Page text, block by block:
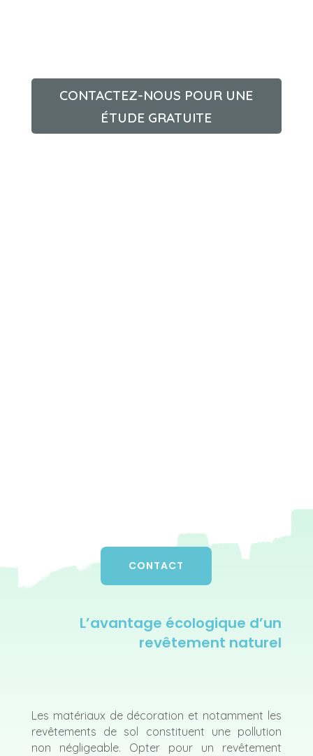
CONTACTEZ-NOUS POUR UNE
ÉTUDE GRATUITE
CONTACT
L’avantage écologique d’un
revêtement naturel
Les matériaux de décoration et notamment les
revêtements de sol constituent une pollution
non négligeable. Opter pour un revêtement